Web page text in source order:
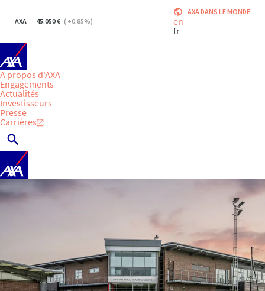
AXA 45.050 ( +0.85%)
AXA DANS LE MONDE
en
fr
A propos d'AXA
Engagements
Actualités
Investisseurs
Presse
Carrières